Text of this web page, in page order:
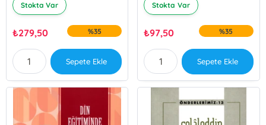
Stokta Var
₺279,50 %35
Sepete Ekle
Stokta Var
₺97,50 %35
Sepete Ekle